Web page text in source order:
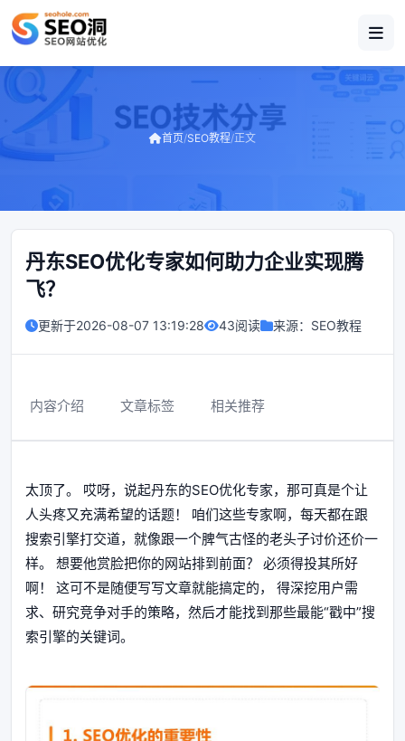
首页/SEO教程/正文
丹东SEO优化专家如何助力企业实现腾
飞？
更新于2026-08-07 13:19:28 43阅读 来源： SEO教程
内容介绍 文章标签 相关推荐
太顶了。 哎呀，说起丹东的SEO优化专家，那可真是个让
人头疼又充满希望的话题！ 咱们这些专家啊，每天都在跟
搜索引擎打交道，就像跟一个脾气古怪的老头子讨价还价一
样。 想要他赏脸把你的网站排到前面？ 必须得投其所好
啊！ 这可不是随便写写文章就能搞定的， 得深挖用户需
求、研究竞争对手的策略，然后才能找到那些最能“戳中”搜
索引擎的关键词。